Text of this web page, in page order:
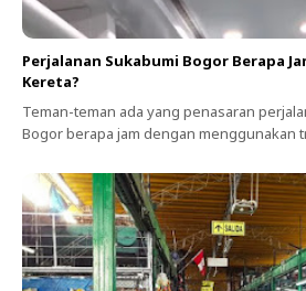
Perjalanan Sukabumi Bogor Berapa
Kereta?
Teman-teman ada yang penasaran
Bogor berapa jam dengan menggunakan